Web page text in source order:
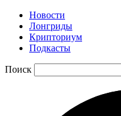
Новости
Лонгриды
Крипториум
Подкасты
Поиск